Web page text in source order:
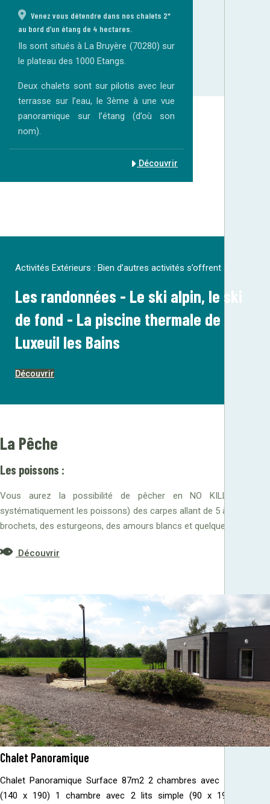
Venez vous détendre dans nos chalets 2*
au bord d’un étang de 4 hectares.
Ils sont situés à La Bruyère (70280) sur
le plateau des 1000 Etangs.
Deux chalets sont sur pilotis avec leur
terrasse sur l’eau, le 3ème à une vue
panoramique sur l’étang (d’où son
nom).
Découvrir
Activités Extérieurs : Bien d’autres activités s’offrent à vous !
Les randonnées - Le ski alpin, le ski
de fond - La piscine thermale de
Luxeuil les Bains
Découvrir
La Pêche
Les poissons :
Vous aurez la possibilité de pêcher en NO KILL (relâcher
systématiquement les poissons) des carpes allant de 5 à 20 kg, des
brochets, des esturgeons, des amours blancs et quelques perches.
Découvrir
Chalet Panoramique
Chalet Panoramique Surface 87m2 2 chambres avec 1 lit double
(140 x 190) 1 chambre avec 2 lits simple (90 x 190) Canapé